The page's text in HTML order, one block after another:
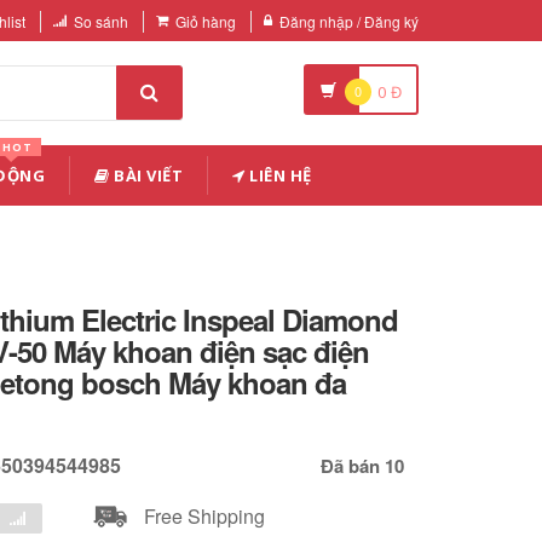
So sánh Giỏ hàng Đăng nhập / Đăng ký
0 0 Đ
HOT
BÀI VIẾT LIÊN HỆ
Electric Inspeal Diamond
50 Máy khoan điện sạc điện
bosch Máy khoan đa
Đã bán 10
Free Shipping